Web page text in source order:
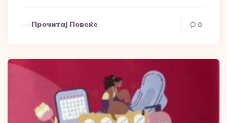
Прочитај Повеќе 0